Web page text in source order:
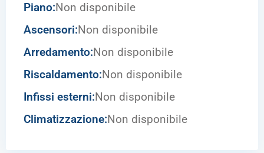
Piano:Non disponibile
Ascensori:Non disponibile
Arredamento:Non disponibile
Riscaldamento:Non disponibile
Infissi esterni:Non disponibile
Climatizzazione:Non disponibile